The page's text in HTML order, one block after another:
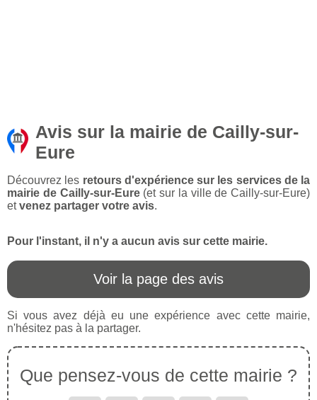
Avis sur la mairie de Cailly-sur-
Eure
Découvrez les retours d'expérience sur les services de la
mairie de Cailly-sur-Eure(et sur la ville de Cailly-sur-Eure)
etvenez partager votre avis.
Pour l'instant, il n'y a aucun avis sur cette mairie.
Voir la page des avis
Si vous avez déjà eu une expérience avec cette mairie,
n'hésitez pas à la partager.
Que pensez-vous de cette mairie ?